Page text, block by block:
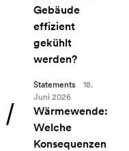
Gebäude
effizient
gekühlt
werden?
Statements
18.
Juni 2026
Wärmewende:
Welche
Konsequenzen
Angebot: Wärmewende: